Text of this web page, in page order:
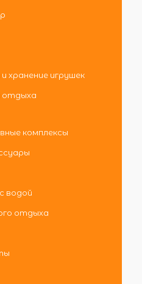
хранение игрушек
отдыха
комплексы
водой
отдыха